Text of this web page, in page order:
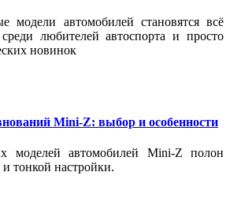
модели автомобилей становятся всё
любителей автоспорта и просто
новинок
Mini-Z: выбор и особенности
моделей автомобилей Mini-Z полон
и тонкой настройки.